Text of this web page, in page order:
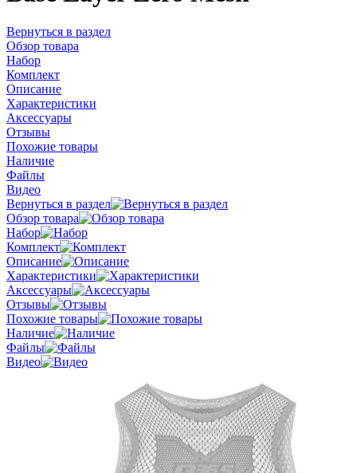
Вернуться в раздел
Обзор товара
Набор
Комплект
Описание
Характеристики
Аксессуары
Отзывы
Похожие товары
Наличие
Файлы
Видео
Вернуться в раздел
Обзор товара
Набор
Комплект
Описание
Характеристики
Аксессуары
Отзывы
Похожие товары
Наличие
Файлы
Видео